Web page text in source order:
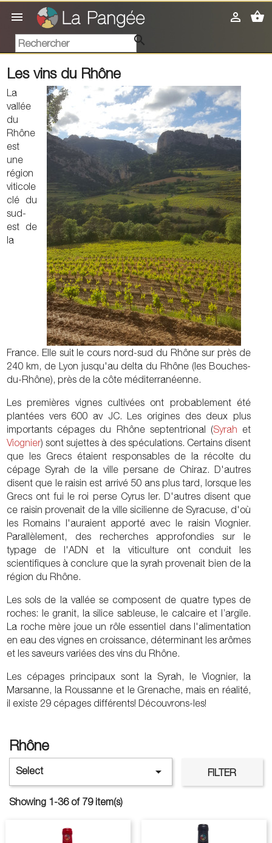
 shopping_basket


Les vins du Rhône
La
vallée
du
Rhône
est
une
région
viticole
clé du
sud-
est de
la
France. Elle suit le cours nord-sud du Rhône sur près de
240 km, de Lyon jusqu'au delta du Rhône (les Bouches-
du-Rhône), près de la côte méditerranéenne.
Les premières vignes cultivées ont probablement été
plantées vers 600 av JC. Les origines des deux plus
importants cépages du Rhône septentrional (Syrah et
Viognier) sont sujettes à des spéculations. Certains disent
que les Grecs étaient responsables de la récolte du
cépage Syrah de la ville persane de Chiraz. D'autres
disent que le raisin est arrivé 50 ans plus tard, lorsque les
Grecs ont fui le roi perse Cyrus Ier. D'autres disent que
ce raisin provenait de la ville sicilienne de Syracuse, d'où
les Romains l'auraient apporté avec le raisin Viognier.
Parallèlement, des recherches approfondies sur le
typage de l'ADN et la viticulture ont conduit les
scientifiques à conclure que la syrah provenait bien de la
région du Rhône.
Les sols de la vallée se composent de quatre types de
roches: le granit, la silice sableuse, le calcaire et l’argile.
La roche mère joue un rôle essentiel dans l'alimentation
en eau des vignes en croissance, déterminant les arômes
et les saveurs variées des vins du Rhône.
Les cépages principaux sont la Syrah, le Viognier, la
Marsanne, la Roussanne et le Grenache, mais en réalité,
il existe 29 cépages différents! Découvrons-les!
Rhône
Select  FILTER
Showing 1-36 of 79 item(s)